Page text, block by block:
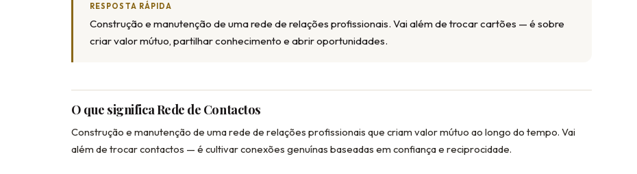
RESPOSTA RÁPIDA
Construção e manutenção de uma rede de relações profissionais. Vai além de trocar cartões — é sobre
criar valor mútuo, partilhar conhecimento e abrir oportunidades.
O que significa Rede de Contactos
Construção e manutenção de uma rede de relações profissionais que criam valor mútuo ao longo do tempo. Vai
além de trocar contactos — é cultivar conexões genuínas baseadas em confiança e reciprocidade.